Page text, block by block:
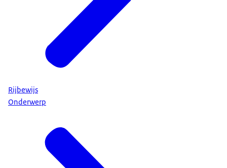
Rijbewijs
Onderwerp